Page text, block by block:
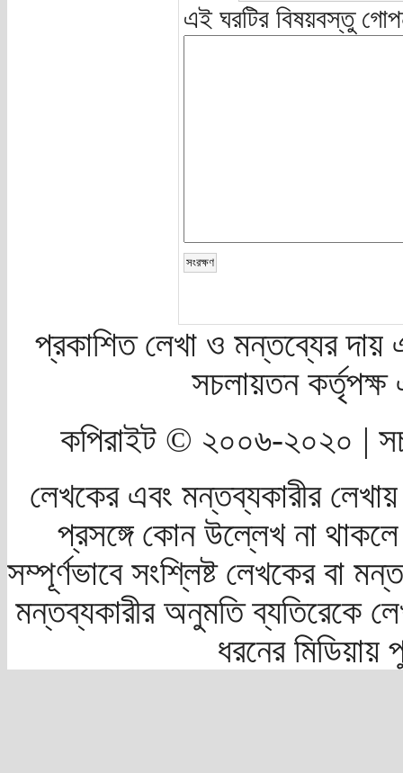
এই ঘরটির বিষয়বস্তু
প্রকাশিত লেখা ও মন্তব্যের দায়
সচলায়তন
কপিরাইট © ২০০৬-২০২০ |
লেখকের এবং মন্তব্যকারীর
প্রসঙ্গে কোন উল্লেখ না
সম্পূর্ণভাবে সংশ্লিষ্ট লেখকের বা
মন্তব্যকারীর অনুমতি ব্যতিরেকে
ধরনের মিডিয়ায়